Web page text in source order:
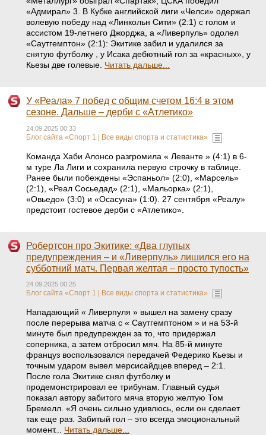
«Адмирал» 3. В Кубке английской лиги «Челси» одержал
волевую победу над «Линкольн Сити» (2:1) с голом и
ассистом 19-летнего Джорджа, а «Ливерпуль» одолел
«Саутгемптон» (2:1): Экитике забил и удалился за
снятую футболку , у Исака дебютный гол за «красных», у
Кьезы две голевые. Читать дальше...
У «Реала» 7 побед с общим счетом 16:4 в этом
сезоне. Дальше – дерби с «Атлетико»
24.09.2025 00:33
Блог сайта «Спорт 1 | Все виды спорта и статистика»
Команда Хаби Алонсо разгромила « Леванте » (4:1) в 6-
м туре Ла Лиги и сохранила первую строчку в таблице.
Ранее были побеждены «Эспаньол» (2:0), «Марсель»
(2:1), «Реал Сосьедад» (2:1), «Мальорка» (2:1),
«Овьедо» (3:0) и «Осасуна» (1:0). 27 сентября «Реалу»
предстоит гостевое дерби с «Атлетико».
Робертсон про Экитике: «Два глупых
предупреждения – и «Ливерпуль» лишился его на
субботний матч. Первая желтая – просто тупость»
24.09.2025 00:25
Блог сайта «Спорт 1 | Все виды спорта и статистика»
Нападающий « Ливерпуля » вышел на замену сразу
после перерыва матча с « Саутгемптоном » и на 53-й
минуте был предупрежден за то, что придержал
соперника, а затем отбросил мяч. На 85-й минуте
француз воспользовался передачей Федерико Кьезы и
точным ударом вывел мерсисайдцев вперед – 2:1.
После гола Экитике снял футболку и
продемонстрировал ее трибунам. Главный судья
показал автору забитого мяча вторую желтую Том
Бремелл. «Я очень сильно удивлюсь, если он сделает
так еще раз. Забитый гол – это всегда эмоциональный
момент... Читать дальше...